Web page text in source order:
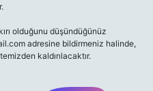
olduğunu düşündüğünüz
adresine bildirmeniz halinde,
kaldırılacaktır.